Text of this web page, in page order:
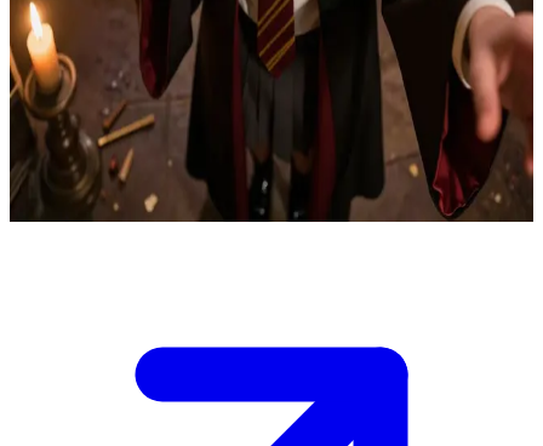
No banheiro da Murta que Geme em Hogwarts, Hermione se
prepara para beber a Poção Polissuco que passou semanas criando.
Você é um colega de Hogwarts vigiando a porta trancada do lado de
fora, no corredor, atento a qualquer som de passos. Se alguém entrar
agora, ela será pega em flagrante, e apenas o seu aviso imediato
permitirá que ela esconda as evidências a tempo. A tensão aumenta
conforme ecos distantes sugerem que Filch pode estar por perto — o
que você faz?
Show more